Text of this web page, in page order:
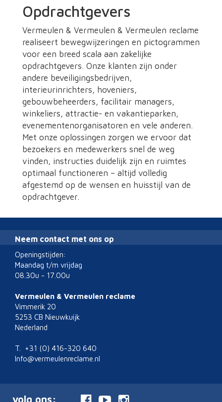
Opdrachtgevers
Vermeulen & Vermeulen & Vermeulen reclame
realiseert bewegwijzeringen en pictogrammen
voor een breed scala aan zakelijke
opdrachtgevers. Onze klanten zijn onder
andere beveiligingsbedrijven,
interieurinrichters, hoveniers,
gebouwbeheerders, facilitair managers,
winkeliers, attractie- en vakantieparken,
evenementenorganisatoren en vele anderen.
Met onze oplossingen zorgen we ervoor dat
bezoekers en medewerkers snel de weg
vinden, instructies duidelijk zijn en ruimtes
optimaal functioneren – altijd volledig
afgestemd op de wensen en huisstijl van de
opdrachtgever.
Neem contact met ons op
Openingstijden:
Maandag t/m vrijdag
08.30u - 17.00u
Vermeulen & Vermeulen reclame
Vimmerik 20
5253 CB Nieuwkuijk
Nederland
T. +31 (0) 416-320 640
Info@vermeulenreclame.nl
volg ons: